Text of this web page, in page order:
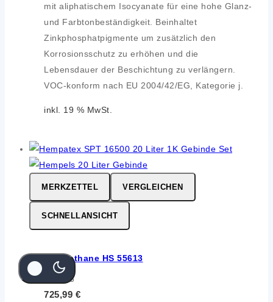
mit aliphatischem Isocyanate für eine hohe Glanz-
und Farbtonbeständigkeit. Beinhaltet
Zinkphosphatpigmente um zusätzlich den
Korrosionsschutz zu erhöhen und die
Lebensdauer der Beschichtung zu verlängern.
VOC-konform nach EU 2004/42/EG, Kategorie j.
inkl. 19 % MwSt.
MERKZETTEL VERGLEICHEN
SCHNELLANSICHT
Hempathane HS 55613
von 5
725,99 €